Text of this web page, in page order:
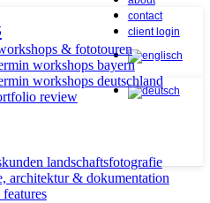
contact
client login
& fototouren
workshops bayern
workshops deutschland
review
landschaftsfotografie
architektur & dokumentation